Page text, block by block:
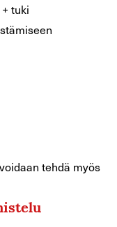
tuki
tehdä myös